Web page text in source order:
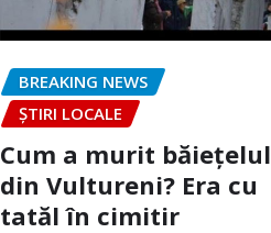
BREAKING NEWS
ȘTIRI LOCALE
Cum a murit băiețelul
din Vultureni? Era cu
tatăl în cimitir